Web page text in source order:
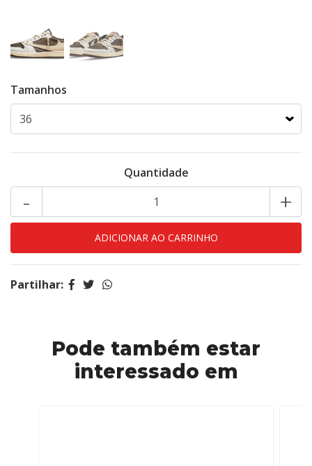
Tamanhos
Quantidade
+
-
Partilhar:
Pode também estar
interessado em